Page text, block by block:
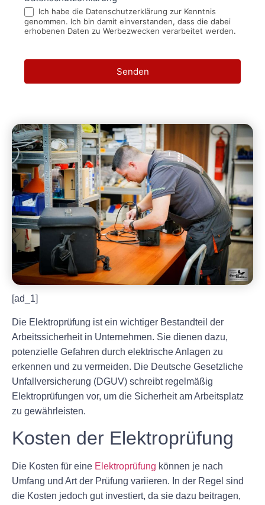
Ich habe die Datenschutzerklärung zur Kenntnis
genommen. Ich bin damit einverstanden, dass die dabei
erhobenen Daten zu Werbezwecken verarbeitet werden.
Senden
[ad_1]
Die Elektroprüfung ist ein wichtiger Bestandteil der
Arbeitssicherheit in Unternehmen. Sie dienen dazu,
potenzielle Gefahren durch elektrische Anlagen zu
erkennen und zu vermeiden. Die Deutsche Gesetzliche
Unfallversicherung (DGUV) schreibt regelmäßig
Elektroprüfungen vor, um die Sicherheit am Arbeitsplatz
zu gewährleisten.
Kosten der Elektroprüfung
Die Kosten für eine Elektroprüfung können je nach
Umfang und Art der Prüfung variieren. In der Regel sind
die Kosten jedoch gut investiert, da sie dazu beitragen,